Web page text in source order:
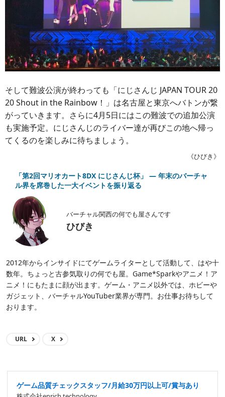
そして難波公演が終わっても「にじさんじ JAPAN TOUR 20
20 Shout in the Rainbow！」は名古屋と東京へバトンが繋
がっていきます。さらに4月5日にはこの難波での追加公演
も実施予定。にじさんじのライバー達が再びこの地へ帰っ
てくるのを楽しみに待ちましょう。
《ひびき》
「第2回マリオカート8DX にじさんじ杯」 ― 年末のバーチャ
ル界を席巻した一大イベントを振り返る
バーチャル関西の何でも屋さんです
ひびき
2012年からインサイドにてゲームライターとして活動して、はや十
数年。ちょっと古参気取りの何でも屋。Game*Sparkやアニメ！ア
ニメ！にもたまに顔が出ます。ゲーム・アニメ以外では、ホビーや
ガジェット、バーチャルYouTuber業界が専門。お仕事お待ちして
おります。
URL X
ゲーム品質チェックスタッフ/月給30万円以上可/賞与あり